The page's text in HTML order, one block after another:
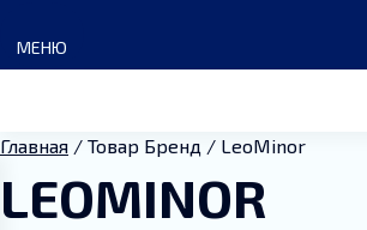
content
МЕНЮ
Главная / Товар Бренд / LeoMinor
LEOMINOR